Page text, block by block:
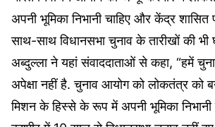
अपनी भूमिका निभानी चाहिए और केंद्र
साथ-साथ विधानसभा चुनाव के तारीखों की भी
अब्दुल्ला ने यहां संवाददाताओं से कहा, “हमें
अपेक्षा नहीं है. चुनाव आयोग को लोकतंत्र को
मिशन के हिस्से के रूप में अपनी भूमिका निभानी